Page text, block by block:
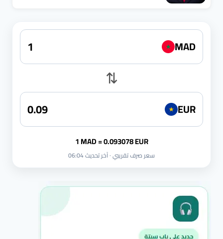
★ MAD
⇅
★ EUR
1 MAD = 0.093078 EUR
سعر صرف تقريبي · آخر تحديث 06:04